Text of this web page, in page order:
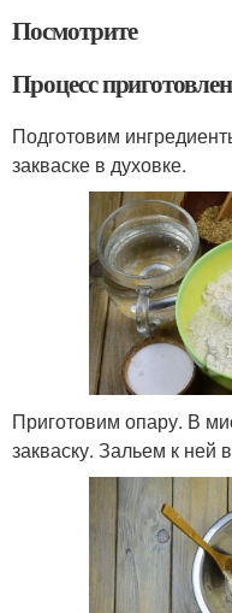
Посмотрите
Процесс
Подготовим
закваске в духовке.
Приготовим опару. В
закваску. Зальем к ней